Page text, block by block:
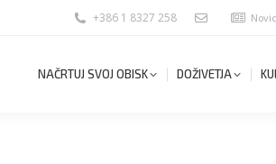
+386 1 8327 258
NAČRTUJ SVOJ OBISK DOŽIVETJA
NAČRTUJ SVOJ OBISK DOŽIVETJA